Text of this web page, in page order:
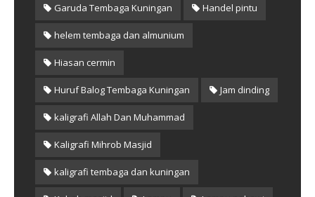
Garuda Tembaga Kuningan Handel pintu
helem tembaga dan almunium
Hiasan cermin
Huruf Balog Tembaga Kuningan Jam dinding
kaligrafi Allah Dan Muhammad
Kaligrafi Mihrob Masjid
kaligrafi tembaga dan kuningan